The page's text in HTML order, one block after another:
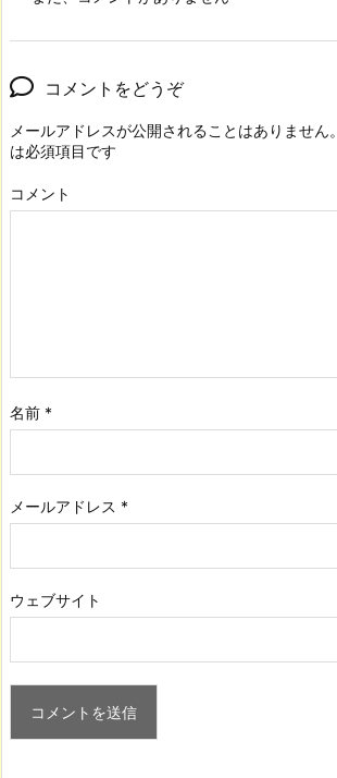
コメントをどうぞ
メールアドレスが公開されることはありません。
は必須項目です
コメント
名前 *
メールアドレス *
ウェブサイト